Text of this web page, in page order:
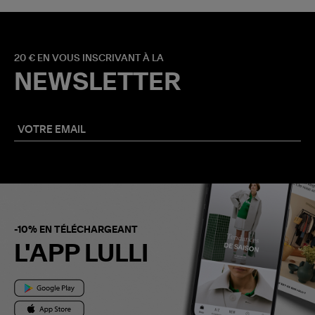
20 € EN VOUS INSCRIVANT À LA
NEWSLETTER
-10% EN TÉLÉCHARGEANT
L'APP LULLI